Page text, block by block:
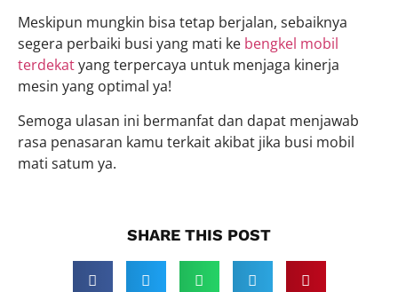
Meskipun mungkin bisa tetap berjalan, sebaiknya
segera perbaiki busi yang mati ke bengkel mobil
terdekatyang terpercaya untuk menjaga kinerja
mesin yang optimal ya!
Semoga ulasan ini bermanfat dan dapat menjawab
rasa penasaran kamu terkait akibat jika busi mobil
mati satum ya.
SHARE THIS POST​